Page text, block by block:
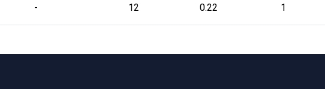
- 12 0.22 1